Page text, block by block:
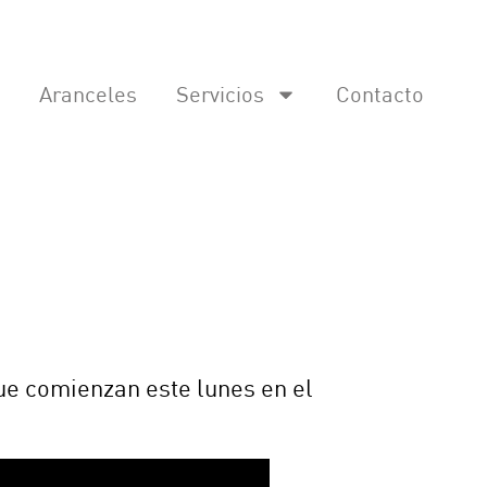
Aranceles Servicios Contacto
comienzan este lunes en el